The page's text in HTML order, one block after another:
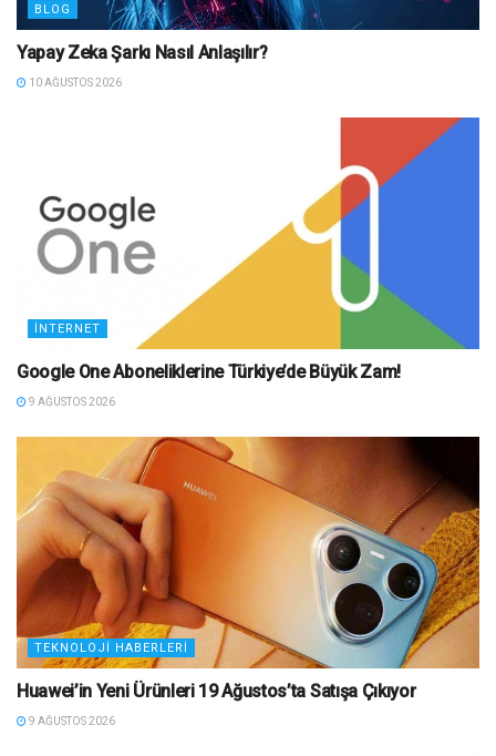
BLOG
Yapay Zeka Şarkı Nasıl Anlaşılır?
10 AĞUSTOS 2026
İNTERNET
Google One Aboneliklerine Türkiye’de Büyük Zam!
9 AĞUSTOS 2026
TEKNOLOJI HABERLERI
Huawei’in Yeni Ürünleri 19 Ağustos’ta Satışa Çıkıyor
9 AĞUSTOS 2026